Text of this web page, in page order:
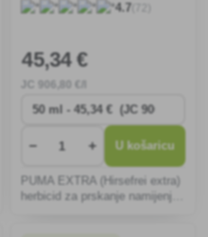
4.7
45,34 €
− + U košaricu
PUMA EXTRA (Hirsefrei extra)
herbicid za prskanje namijenjen